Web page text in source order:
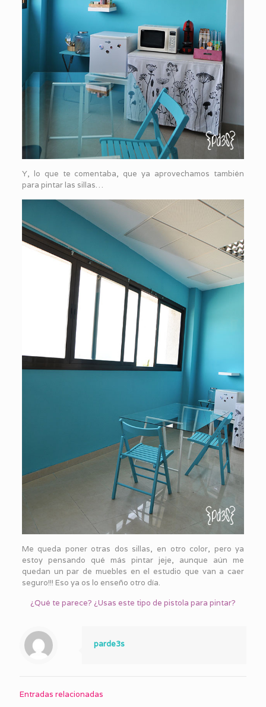
Y, lo que te comentaba, que ya aprovechamos también
para pintar las sillas…
Me queda poner otras dos sillas, en otro color, pero ya
estoy pensando qué más pintar jeje, aunque aún me
quedan un par de muebles en el estudio que van a caer
seguro!!! Eso ya os lo enseño otro día.
¿Qué te parece? ¿Usas este tipo de pistola para pintar?
parde3s
Entradas relacionadas